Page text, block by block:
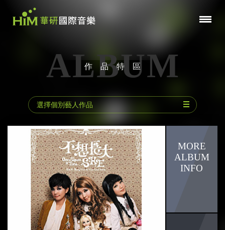
作品特區
ALBUM
選擇個別藝人作品
動力火車
林宥嘉
陳小霞
郁可唯
曾沛慈